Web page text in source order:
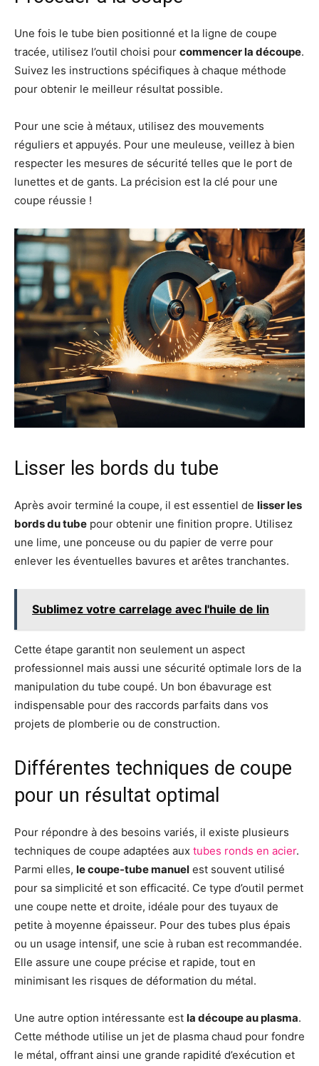
Une fois le tube bien positionné et la ligne de coupe
tracée, utilisez l’outil choisi pour commencer la découpe.
Suivez les instructions spécifiques à chaque méthode
pour obtenir le meilleur résultat possible.
Pour une scie à métaux, utilisez des mouvements
réguliers et appuyés. Pour une meuleuse, veillez à bien
respecter les mesures de sécurité telles que le port de
lunettes et de gants. La précision est la clé pour une
coupe réussie !
Lisser les bords du tube
Après avoir terminé la coupe, il est essentiel de lisser les
bords du tube pour obtenir une finition propre. Utilisez
une lime, une ponceuse ou du papier de verre pour
enlever les éventuelles bavures et arêtes tranchantes.
Sublimez votre carrelage avec l'huile de lin
Cette étape garantit non seulement un aspect
professionnel mais aussi une sécurité optimale lors de la
manipulation du tube coupé. Un bon ébavurage est
indispensable pour des raccords parfaits dans vos
projets de plomberie ou de construction.
Différentes techniques de coupe
pour un résultat optimal
Pour répondre à des besoins variés, il existe plusieurs
techniques de coupe adaptées aux tubes ronds en acier.
Parmi elles, le coupe-tube manuel est souvent utilisé
pour sa simplicité et son efficacité. Ce type d’outil permet
une coupe nette et droite, idéale pour des tuyaux de
petite à moyenne épaisseur. Pour des tubes plus épais
ou un usage intensif, une scie à ruban est recommandée.
Elle assure une coupe précise et rapide, tout en
minimisant les risques de déformation du métal.
Une autre option intéressante est la découpe au plasma.
Cette méthode utilise un jet de plasma chaud pour fondre
le métal, offrant ainsi une grande rapidité d’exécution et